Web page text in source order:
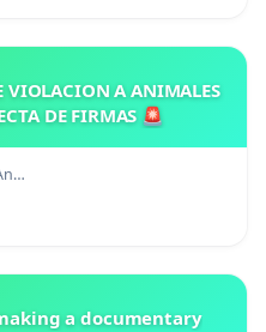
VIOLACION A ANIMALES
DE FIRMAS 🚨
a documentary